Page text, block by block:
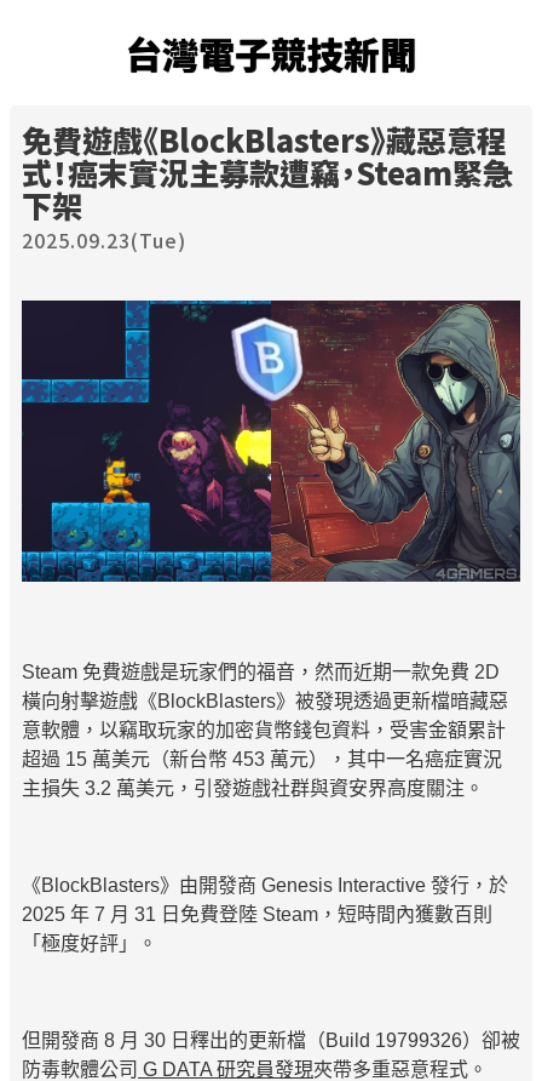
台灣電子競技新聞
免費遊戲《BlockBlasters》藏惡意程
式！癌末實況主募款遭竊，Steam緊急
下架
2025.09.23(Tue)
Steam 免費遊戲是玩家們的福音，然而近期一款免費 2D
橫向射擊遊戲《BlockBlasters》被發現透過更新檔暗藏惡
意軟體，以竊取玩家的加密貨幣錢包資料，受害金額累計
超過 15 萬美元（新台幣 453 萬元），其中一名癌症實況
主損失 3.2 萬美元，引發遊戲社群與資安界高度關注。
《BlockBlasters》由開發商 Genesis Interactive 發行，於
2025 年 7 月 31 日免費登陸 Steam，短時間內獲數百則
「極度好評」。
但開發商 8 月 30 日釋出的更新檔（Build 19799326）卻被
防毒軟體公司 G DATA 研究員發現夾帶多重惡意程式。